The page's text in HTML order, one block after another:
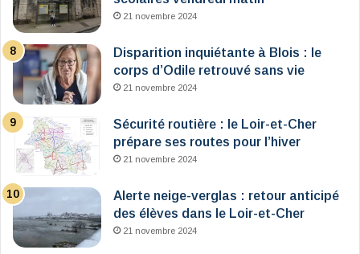
21 novembre 2024
Disparition inquiétante à Blois : le
corps d’Odile retrouvé sans vie
21 novembre 2024
Sécurité routière : le Loir-et-Cher
prépare ses routes pour l’hiver
21 novembre 2024
Alerte neige-verglas : retour anticipé
des élèves dans le Loir-et-Cher
21 novembre 2024